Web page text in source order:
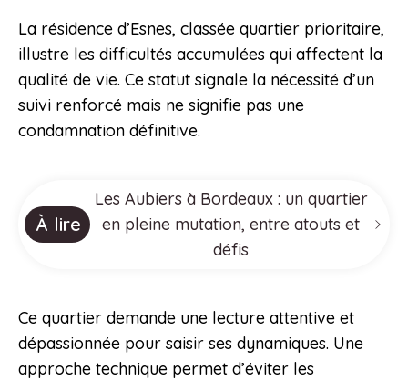
La résidence d’Esnes, classée quartier prioritaire,
illustre les difficultés accumulées qui affectent la
qualité de vie. Ce statut signale la nécessité d’un
suivi renforcé mais ne signifie pas une
condamnation définitive.
À lire
Les Aubiers à Bordeaux : un quartier
en pleine mutation, entre atouts et
défis
Ce quartier demande une lecture attentive et
dépassionnée pour saisir ses dynamiques. Une
approche technique permet d’éviter les